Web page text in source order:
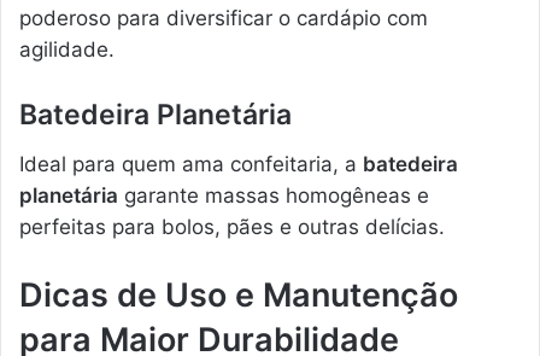
poderoso para diversificar o cardápio com
agilidade.
Batedeira Planetária
Ideal para quem ama confeitaria, a batedeira
planetária garante massas homogêneas e
perfeitas para bolos, pães e outras delícias.
Dicas de Uso e Manutenção
para Maior Durabilidade